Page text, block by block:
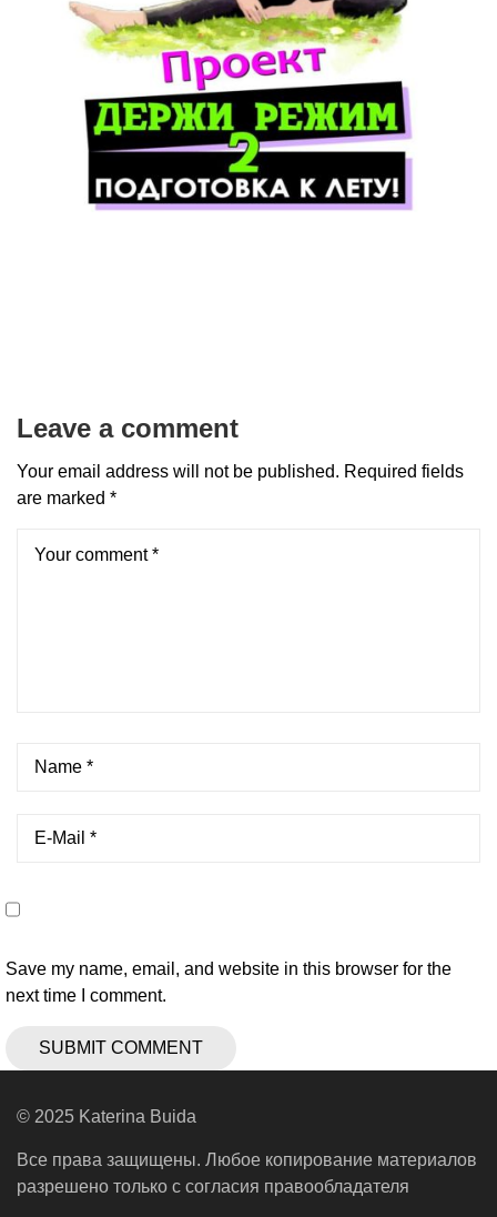
Leave a comment
Your email address will not be published. Required fields
are marked *
Save my name, email, and website in this browser for the
next time I comment.
© 2025 Katerina Buida
Все права защищены. Любое копирование материалов
разрешено только с согласия правообладателя